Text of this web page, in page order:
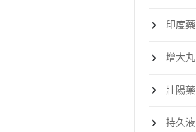
印度藥
增大丸
壯陽藥
持久液